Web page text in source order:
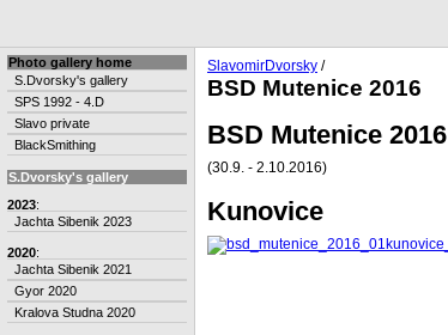
Photo gallery home
S.Dvorsky's gallery
SPS 1992 - 4.D
Slavo private
BlackSmithing
S.Dvorsky's gallery
2023:
Jachta Sibenik 2023
2020:
Jachta Sibenik 2021
Gyor 2020
Kralova Studna 2020
SlavomirDvorsky /
BSD Mutenice 2016
BSD Mutenice 2016
(30.9. - 2.10.2016)
Kunovice